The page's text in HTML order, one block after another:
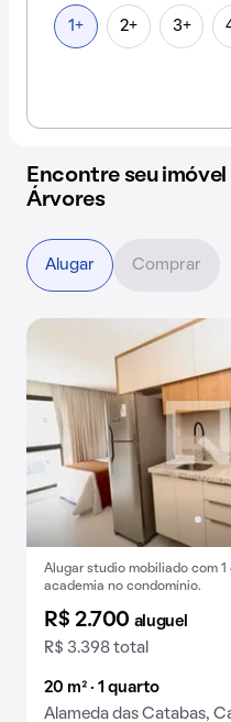
1+ 2+ 3+
Encontre seu
Árvores
Alugar studio mobiliado com
academia no condomínio.
R$ 2.700 aluguel
R$ 3.398 total
20 m² · 1 quarto
Alameda das Catabas,
Alugar Comprar